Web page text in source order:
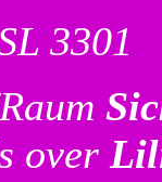
3301
over